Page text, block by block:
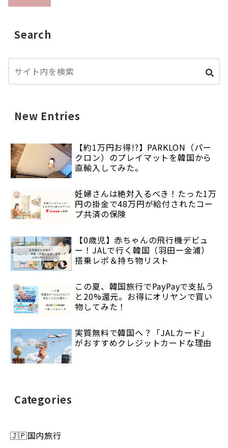
Search
New Entries
【約1万円お得!?】PARKLON（パー
クロン）のプレイマットを韓国から
直輸入してみた。
妊婦さんは絶対入るべき！たった1万
円の掛金で48万円が給付されたコー
プ共済の保険
【0歳児】赤ちゃんの飛行機デビュ
ー！JALで行く韓国（羽田ー金浦）
搭乗レポ＆持ち物リスト
この夏、韓国旅行でPayPayで支払う
と20%還元。お得にオリヤンで買い
物してみた！
実質無料で韓国へ？「JALカード」
がおすすめクレジットカードな理由
Categories
🇯🇵国内旅行